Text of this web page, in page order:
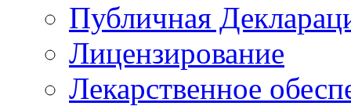
Публичная
Лицензирование
Лекарственное